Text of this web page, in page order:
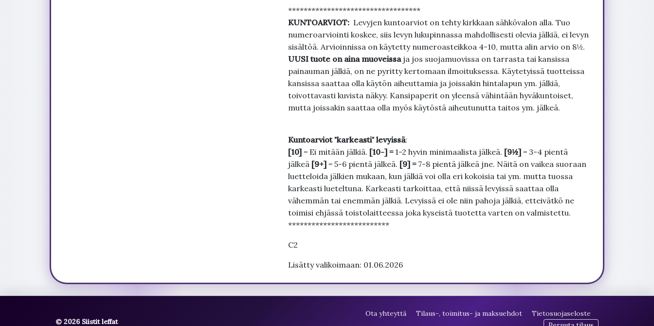
**********************************
KUNTOARVIOT: Levyjen kuntoarviot on tehty kirkkaan sähkövalon alla. Tuo
numeroarviointi koskee, siis levyn lukupinnassa mahdollisesti olevia jälkiä, ei levyn
sisältöä. Arvioinnissa on käytetty numeroasteikkoa 4-10, mutta alin arvio on 8½.
UUSI tuote on aina muoveissa ja jos suojamuovissa on tarrasta tai kansissa
painauman jälkiä, on ne pyritty kertomaan ilmoituksessa. Käytetyissä tuotteissa
kansissa saattaa olla käytön aiheuttamia ja joissakin hintalapun ym. jälkiä,
toivottavasti kuvista näkyy. Kansipaperit on yleensä vähintään hyväkuntoiset,
mutta joissakin saattaa olla myös käytöstä aiheutunutta taitos ym. jälkeä.
Kuntoarviot "karkeasti" levyissä:
[10]= Ei mitään jälkiä. [10-] = 1-2 hyvin minimaalista jälkeä. [9½]= 3-4 pientä
jälkeä [9+]= 5-6 pientä jälkeä. [9] = 7-8 pientä jälkeä jne. Näitä on vaikea suoraan
luetteloida jälkien mukaan, kun jälkiä voi olla eri kokoisia tai ym. mutta tuossa
karkeasti lueteltuna. Karkeasti tarkoittaa, että niissä levyissä saattaa olla
vähemmän tai enemmän jälkiä. Levyissä ei ole niin pahoja jälkiä, etteivätkö ne
toimisi ehjässä toistolaitteessa joka kyseistä tuotetta varten on valmistettu.
**************************
C2
Lisätty valikoimaan: 01.06.2026
© 2026 Siistit leffat
Ota yhteyttä Tilaus-, toimitus- ja maksuehdot
Tietosuojaseloste